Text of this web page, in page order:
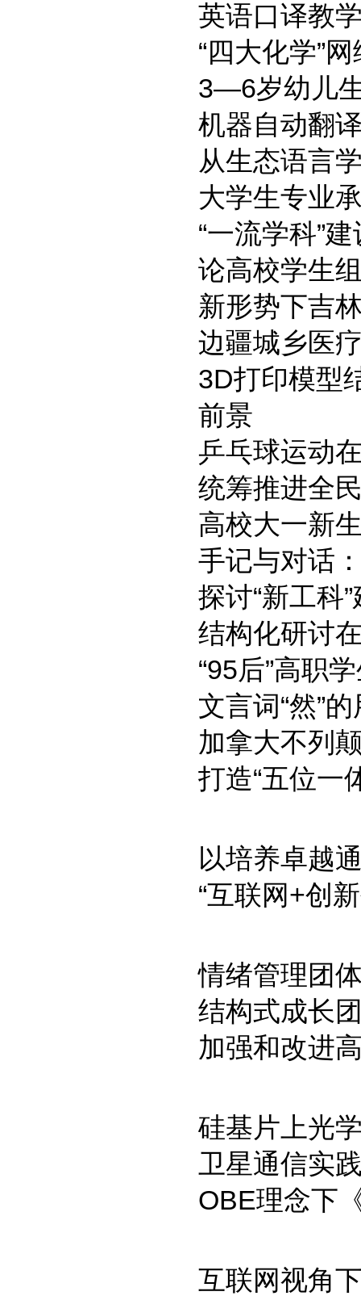
英语口译教
“四大化学”
3—6岁幼儿
机器自动翻
从生态语言
大学生专业
“一流学科”
论高校学生
新形势下吉
边疆城乡医
3D打印模型
前景
乒乓球运动
统筹推进全
高校大一新
手记与对话
探讨“新工科
结构化研讨
“95后”高职
文言词“然”
加拿大不列
打造“五位一
以培养卓越
“互联网+创
情绪管理团
结构式成长
加强和改进
硅基片上光
卫星通信实
OBE理念下
互联网视角